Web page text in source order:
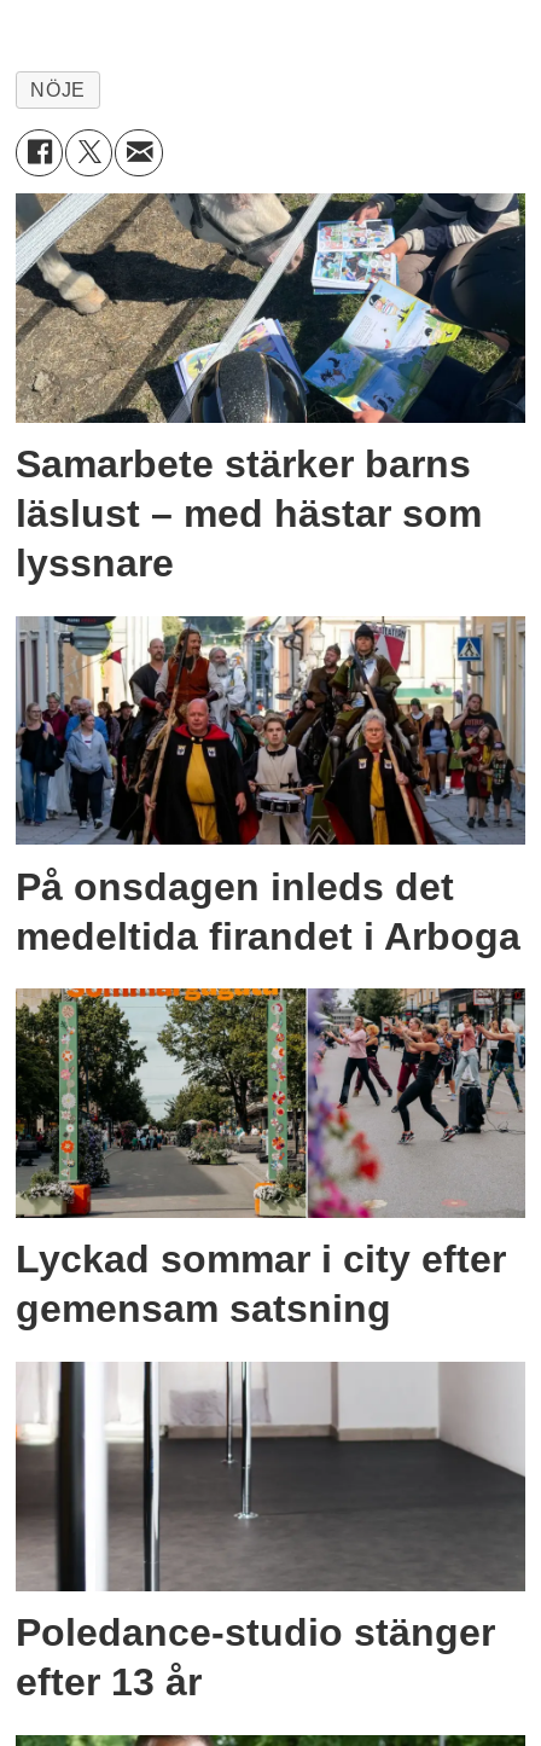
NÖJE
Samarbete stärker barns
läslust – med hästar som
lyssnare
På onsdagen inleds det
medeltida firandet i Arboga
Lyckad sommar i city efter
gemensam satsning
Poledance-studio stänger
efter 13 år